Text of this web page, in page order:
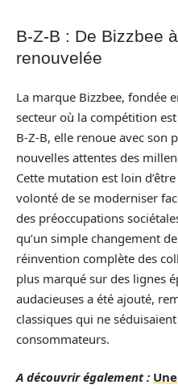
B-Z-B : De Bizzbee
renouvelée
La marque Bizzbee, fondée
secteur où la compétition
B-Z-B, elle renoue avec son
nouvelles attentes des
Cette mutation est loin
volonté de se moderniser
des préoccupations
qu’un simple changement
réinvention complète des
plus marqué sur des lignes
audacieuses a été ajouté,
classiques qui ne
consommateurs.
A découvrir également :